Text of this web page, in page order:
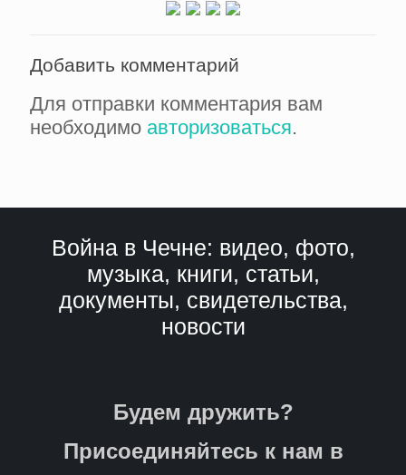
Добавить комментарий
Для отправки комментария вам
необходимо авторизоваться.
Война в Чечне: видео, фото,
музыка, книги, статьи,
документы, свидетельства,
новости
Будем дружить?
Присоединяйтесь к нам в